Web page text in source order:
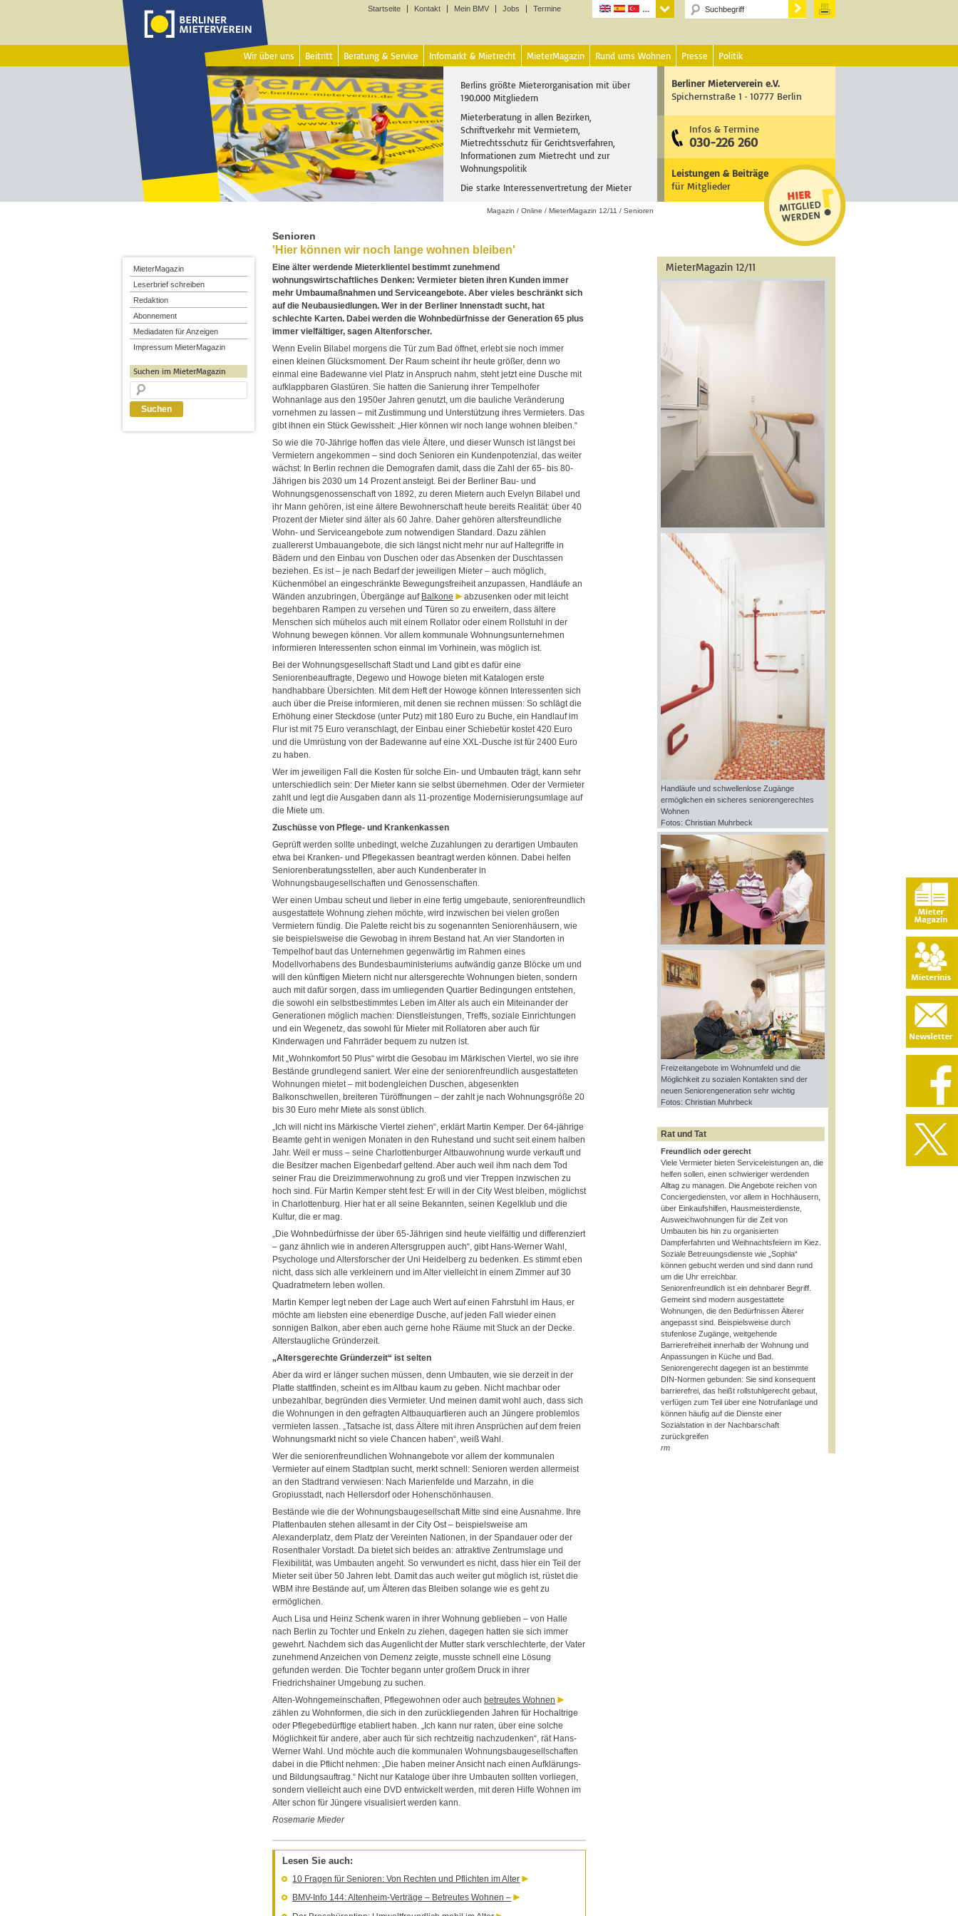
Startseite Kontakt Mein BMV Jobs Termine
Wir über uns Beitritt Beratung & Service Infomarkt & Mietrecht MieterMagazin Rund ums Wohnen Presse Politik
Berlins größte Mieterorganisation mit über
190.000 Mitgliedern
Mieterberatung in allen Bezirken,
Schriftverkehr mit Vermietern,
Mietrechtsschutz für Gerichtsverfahren,
Informationen zum Mietrecht und zur
Wohnungspolitik
Die starke Interessenvertretung der Mieter
Berliner Mieterverein e.V.
Spichernstraße 1 · 10777 Berlin
Infos & Termine
030-226 260
Leistungen & Beiträge
für Mitglieder
Magazin / Online / MieterMagazin 12/11 / Senioren
Senioren
'Hier können wir noch lange wohnen bleiben'
Eine älter werdende Mieterklientel bestimmt zunehmend
wohnungswirtschaftliches Denken: Vermieter bieten ihren Kunden immer
mehr Umbaumaßnahmen und Serviceangebote. Aber vieles beschränkt sich
auf die Neubausiedlungen. Wer in der Berliner Innenstadt sucht, hat
schlechte Karten. Dabei werden die Wohnbedürfnisse der Generation 65 plus
immer vielfältiger, sagen Altenforscher.
Wenn Evelin Bilabel morgens die Tür zum Bad öffnet, erlebt sie noch immer
einen kleinen Glücksmoment. Der Raum scheint ihr heute größer, denn wo
einmal eine Badewanne viel Platz in Anspruch nahm, steht jetzt eine Dusche mit
aufklappbaren Glastüren. Sie hatten die Sanierung ihrer Tempelhofer
Wohnanlage aus den 1950er Jahren genutzt, um die bauliche Veränderung
vornehmen zu lassen – mit Zustimmung und Unterstützung ihres Vermieters. Das
gibt ihnen ein Stück Gewissheit: „Hier können wir noch lange wohnen bleiben.“
So wie die 70-Jährige hoffen das viele Ältere, und dieser Wunsch ist längst bei
Vermietern angekommen – sind doch Senioren ein Kundenpotenzial, das weiter
wächst: In Berlin rechnen die Demografen damit, dass die Zahl der 65- bis 80-
Jährigen bis 2030 um 14 Prozent ansteigt. Bei der Berliner Bau- und
Wohnungsgenossenschaft von 1892, zu deren Mietern auch Evelyn Bilabel und
ihr Mann gehören, ist eine ältere Bewohnerschaft heute bereits Realität: über 40
Prozent der Mieter sind älter als 60 Jahre. Daher gehören altersfreundliche
Wohn- und Serviceangebote zum notwendigen Standard. Dazu zählen
zuallererst Umbauangebote, die sich längst nicht mehr nur auf Haltegriffe in
Bädern und den Einbau von Duschen oder das Absenken der Duschtassen
beziehen. Es ist – je nach Bedarf der jeweiligen Mieter – auch möglich,
Küchenmöbel an eingeschränkte Bewegungsfreiheit anzupassen, Handläufe an
Wänden anzubringen, Übergänge auf Balkone
abzusenken oder mit leicht
begehbaren Rampen zu versehen und Türen so zu erweitern, dass ältere
Menschen sich mühelos auch mit einem Rollator oder einem Rollstuhl in der
Wohnung bewegen können. Vor allem kommunale Wohnungsunternehmen
informieren Interessenten schon einmal im Vorhinein, was möglich ist.
Bei der Wohnungsgesellschaft Stadt und Land gibt es dafür eine
Seniorenbeauftragte, Degewo und Howoge bieten mit Katalogen erste
handhabbare Übersichten. Mit dem Heft der Howoge können Interessenten sich
auch über die Preise informieren, mit denen sie rechnen müssen: So schlägt die
Erhöhung einer Steckdose (unter Putz) mit 180 Euro zu Buche, ein Handlauf im
Flur ist mit 75 Euro veranschlagt, der Einbau einer Schiebetür kostet 420 Euro
und die Umrüstung von der Badewanne auf eine XXL-Dusche ist für 2400 Euro
zu haben.
Wer im jeweiligen Fall die Kosten für solche Ein- und Umbauten trägt, kann sehr
unterschiedlich sein: Der Mieter kann sie selbst übernehmen. Oder der Vermieter
zahlt und legt die Ausgaben dann als 11-prozentige Modernisierungsumlage auf
die Miete um.
Zuschüsse von Pflege- und Krankenkassen
Geprüft werden sollte unbedingt, welche Zuzahlungen zu derartigen Umbauten
etwa bei Kranken- und Pflegekassen beantragt werden können. Dabei helfen
Seniorenberatungsstellen, aber auch Kundenberater in
Wohnungsbaugesellschaften und Genossenschaften.
Wer einen Umbau scheut und lieber in eine fertig umgebaute, seniorenfreundlich
ausgestattete Wohnung ziehen möchte, wird inzwischen bei vielen großen
Vermietern fündig. Die Palette reicht bis zu sogenannten Seniorenhäusern, wie
sie beispielsweise die Gewobag in ihrem Bestand hat. An vier Standorten in
Tempelhof baut das Unternehmen gegenwärtig im Rahmen eines
Modellvorhabens des Bundesbauministeriums aufwändig ganze Blöcke um und
will den künftigen Mietern nicht nur altersgerechte Wohnungen bieten, sondern
auch mit dafür sorgen, dass im umliegenden Quartier Bedingungen entstehen,
die sowohl ein selbstbestimmtes Leben im Alter als auch ein Miteinander der
Generationen möglich machen: Dienstleistungen, Treffs, soziale Einrichtungen
und ein Wegenetz, das sowohl für Mieter mit Rollatoren aber auch für
Kinderwagen und Fahrräder bequem zu nutzen ist.
Mit „Wohnkomfort 50 Plus“ wirbt die Gesobau im Märkischen Viertel, wo sie ihre
Bestände grundlegend saniert. Wer eine der seniorenfreundlich ausgestatteten
Wohnungen mietet – mit bodengleichen Duschen, abgesenkten
Balkonschwellen, breiteren Türöffnungen – der zahlt je nach Wohnungsgröße 20
bis 30 Euro mehr Miete als sonst üblich.
„Ich will nicht ins Märkische Viertel ziehen“, erklärt Martin Kemper. Der 64-jährige
Beamte geht in wenigen Monaten in den Ruhestand und sucht seit einem halben
Jahr. Weil er muss – seine Charlottenburger Altbauwohnung wurde verkauft und
die Besitzer machen Eigenbedarf geltend. Aber auch weil ihm nach dem Tod
seiner Frau die Dreizimmerwohnung zu groß und vier Treppen inzwischen zu
hoch sind. Für Martin Kemper steht fest: Er will in der City West bleiben, möglichst
in Charlottenburg. Hier hat er all seine Bekannten, seinen Kegelklub und die
Kultur, die er mag.
„Die Wohnbedürfnisse der über 65-Jährigen sind heute vielfältig und differenziert
– ganz ähnlich wie in anderen Altersgruppen auch“, gibt Hans-Werner Wahl,
Psychologe und Altersforscher der Uni Heidelberg zu bedenken. Es stimmt eben
nicht, dass sich alle verkleinern und im Alter vielleicht in einem Zimmer auf 30
Quadratmetern leben wollen.
Martin Kemper legt neben der Lage auch Wert auf einen Fahrstuhl im Haus, er
möchte am liebsten eine ebenerdige Dusche, auf jeden Fall wieder einen
sonnigen Balkon, aber eben auch gerne hohe Räume mit Stuck an der Decke.
Alterstaugliche Gründerzeit.
„Altersgerechte Gründerzeit“ ist selten
Aber da wird er länger suchen müssen, denn Umbauten, wie sie derzeit in der
Platte stattfinden, scheint es im Altbau kaum zu geben. Nicht machbar oder
unbezahlbar, begründen dies Vermieter. Und meinen damit wohl auch, dass sich
die Wohnungen in den gefragten Altbauquartieren auch an Jüngere problemlos
vermieten lassen. „Tatsache ist, dass Ältere mit ihren Ansprüchen auf dem freien
Wohnungsmarkt nicht so viele Chancen haben“, weiß Wahl.
Wer die seniorenfreundlichen Wohnangebote vor allem der kommunalen
Vermieter auf einem Stadtplan sucht, merkt schnell: Senioren werden allermeist
an den Stadtrand verwiesen: Nach Marienfelde und Marzahn, in die
Gropiusstadt, nach Hellersdorf oder Hohenschönhausen.
Bestände wie die der Wohnungsbaugesellschaft Mitte sind eine Ausnahme. Ihre
Plattenbauten stehen allesamt in der City Ost – beispielsweise am
Alexanderplatz, dem Platz der Vereinten Nationen, in der Spandauer oder der
Rosenthaler Vorstadt. Da bietet sich beides an: attraktive Zentrumslage und
Flexibilität, was Umbauten angeht. So verwundert es nicht, dass hier ein Teil der
Mieter seit über 50 Jahren lebt. Damit das auch weiter gut möglich ist, rüstet die
WBM ihre Bestände auf, um Älteren das Bleiben solange wie es geht zu
ermöglichen.
Auch Lisa und Heinz Schenk waren in ihrer Wohnung geblieben – von Halle
nach Berlin zu Tochter und Enkeln zu ziehen, dagegen hatten sie sich immer
gewehrt. Nachdem sich das Augenlicht der Mutter stark verschlechterte, der Vater
zunehmend Anzeichen von Demenz zeigte, musste schnell eine Lösung
gefunden werden. Die Tochter begann unter großem Druck in ihrer
Friedrichshainer Umgebung zu suchen.
Alten-Wohngemeinschaften, Pflegewohnen oder auch betreutes Wohnen
zählen zu Wohnformen, die sich in den zurückliegenden Jahren für Hochaltrige
oder Pflegebedürftige etabliert haben. „Ich kann nur raten, über eine solche
Möglichkeit für andere, aber auch für sich rechtzeitig nachzudenken“, rät Hans-
Werner Wahl. Und möchte auch die kommunalen Wohnungsbaugesellschaften
dabei in die Pflicht nehmen: „Die haben meiner Ansicht nach einen Aufklärungs-
und Bildungsauftrag.“ Nicht nur Kataloge über ihre Umbauten sollten vorliegen,
sondern vielleicht auch eine DVD entwickelt werden, mit deren Hilfe Wohnen im
Alter schon für Jüngere visualisiert werden kann.
Rosemarie Mieder
Lesen Sie auch:
10 Fragen für Senioren: Von Rechten und Pflichten im Alter
BMV-Info 144: Altenheim-Verträge – Betreutes Wohnen –
MieterMagazin 12/11
Handläufe und schwellenlose Zugänge
ermöglichen ein sicheres seniorengerechtes
Wohnen
Fotos: Christian Muhrbeck
Freizeitangebote im Wohnumfeld und die
Möglichkeit zu sozialen Kontakten sind der
neuen Seniorengeneration sehr wichtig
Fotos: Christian Muhrbeck
Rat und Tat
Freundlich oder gerecht
Viele Vermieter bieten Serviceleistungen an, die
helfen sollen, einen schwieriger werdenden
Alltag zu managen. Die Angebote reichen von
Conciergediensten, vor allem in Hochhäusern,
über Einkaufshilfen, Hausmeisterdienste,
Ausweichwohnungen für die Zeit von
Umbauten bis hin zu organisierten
Dampferfahrten und Weihnachtsfeiern im Kiez.
Soziale Betreuungsdienste wie „Sophia“
können gebucht werden und sind dann rund
um die Uhr erreichbar.
Seniorenfreundlich ist ein dehnbarer Begriff.
Gemeint sind modern ausgestattete
Wohnungen, die den Bedürfnissen Älterer
angepasst sind. Beispielsweise durch
stufenlose Zugänge, weitgehende
Barrierefreiheit innerhalb der Wohnung und
Anpassungen in Küche und Bad.
Seniorengerecht dagegen ist an bestimmte
DIN-Normen gebunden: Sie sind konsequent
barrierefrei, das heißt rollstuhlgerecht gebaut,
verfügen zum Teil über eine Notrufanlage und
können häufig auf die Dienste einer
Sozialstation in der Nachbarschaft
zurückgreifen
rm
MieterMagazin
Leserbrief schreiben
Redaktion
Abonnement
Mediadaten für Anzeigen
Impressum MieterMagazin
Suchen im MieterMagazin